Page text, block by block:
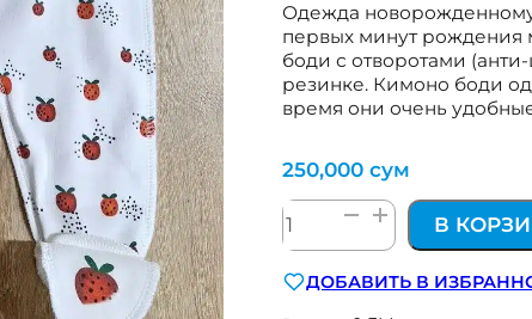
Одежда
первых минут рождения
боди с отворотами
резинке. Кимоно боди
время они очень
250,000 сум
Количество
товара
новорожденному
В
ДОБАВИТЬ В